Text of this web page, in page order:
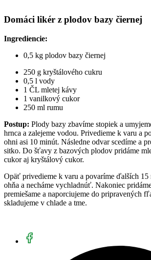
Domáci likér z plodov bazy čiernej
Ingrediencie:
0,5 kg plodov bazy čiernej
250 g kryštálového cukru
0,5 l vody
1 ČL mletej kávy
1 vanilkový cukor
250 ml rumu
Postup: Plody bazy zbavíme stopiek a
hrnca a zalejeme vodou. Privedieme k varu a
ohni asi 10 minút. Následne odvar scedíme a
sitko. Do šťavy z bazových plodov pridáme
cukor aj kryštálový cukor.
Opäť privedieme k varu a povaríme ďalších 15
ohňa a necháme vychladnúť. Nakoniec
premiešame a naporciujeme do pripravených
skladujeme v chlade a tme.